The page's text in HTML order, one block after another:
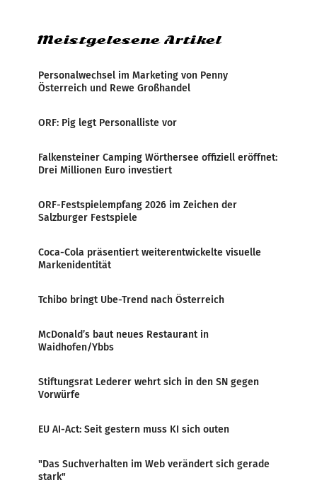
Meistgelesene Artikel
Personalwechsel im Marketing von Penny
Österreich und Rewe Großhandel
ORF: Pig legt Personalliste vor
Falkensteiner Camping Wörthersee offiziell eröffnet:
Drei Millionen Euro investiert
ORF-Festspielempfang 2026 im Zeichen der
Salzburger Festspiele
Coca-Cola präsentiert weiterentwickelte visuelle
Markenidentität
Tchibo bringt Ube-Trend nach Österreich
McDonald’s baut neues Restaurant in
Waidhofen/Ybbs
Stiftungsrat Lederer wehrt sich in den SN gegen
Vorwürfe
EU AI-Act: Seit gestern muss KI sich outen
"Das Suchverhalten im Web verändert sich gerade
stark"